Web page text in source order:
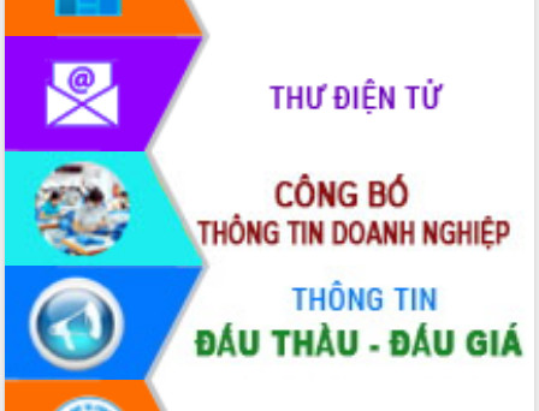
Hội nghị triển khai kết nối mạng
truyền số liệu chuyên dùng phục vụ cơ
quan Đảng, Nhà nước
Lễ phát động chuỗi hoạt động chung
tay làm sạch môi trường
Xã Ea Kar bước chuyển mình trong
công tác cải cách hành chính mô hình
mới
UBND tỉnh họp báo định kỳ tháng 4
năm 2026
Hội thảo khoa học “Giải pháp thúc đẩy
phát triển nền kinh tế xanh tại tỉnh
Đắk Lắk”
Tăng cường giám sát, đôn đốc thực
hiện nhiệm vụ quản lý tài sản công
hàng tuần